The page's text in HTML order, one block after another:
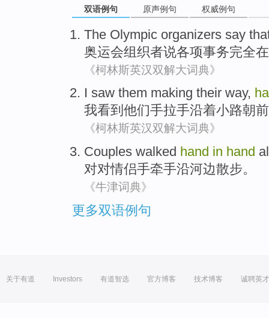
双语例句 原声例句 权威例句
The Olympic organizers say
奥运会组织者说各项事务完全在
《柯林斯英汉双解大词典》
I saw them making their way,
我看到 他们手拉手沿着小路朝
《柯林斯英汉双解大词典》
Couples walked hand in hand
对对情侣手牵手沿河边散步。
《牛津词典》
更多双语例句
关于有道 Investors 有道智选 官方博客 技术博客 诚聘英才